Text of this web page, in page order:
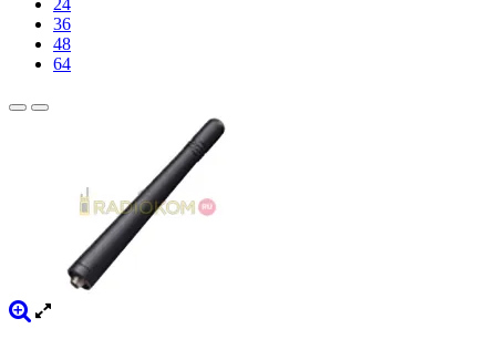
36
48
64